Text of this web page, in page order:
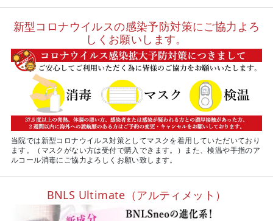
新型コロナウイルスの感染予防対策にご協力よろ
しくお願いします。
当院では新型コロナウイルス対策としてマスクを着用していただいており
ます。（マスクがない方は受付で購入できます。）また、検温や手指のア
ルコール消毒にご協力よろしくお願い致します。
BNLS Ultimate（アルティメット）